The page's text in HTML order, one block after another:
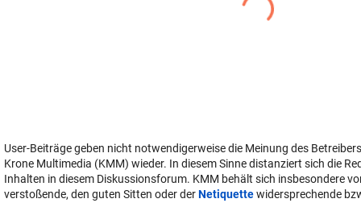
User-Beiträge geben nicht notwendigerweise die Meinung des
Krone Multimedia (KMM) wieder. In diesem Sinne distanziert sich die
Inhalten in diesem Diskussionsforum. KMM behält sich insbesondere
verstoßende, den guten Sitten oder derNetiquettewidersprechende